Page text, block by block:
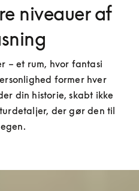
niveauer af
– et rum, hvor fantasi
former hver
din historie, skabt ikke
der gør den til